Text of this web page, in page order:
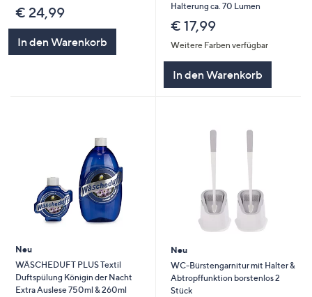
€ 24,99
In den Warenkorb
Halterung ca. 70 Lumen
€ 17,99
Weitere Farben verfügbar
In den Warenkorb
Neu
WÄSCHEDUFT PLUS Textil
Duftspülung Königin der Nacht
Extra Auslese 750ml & 260ml
Neu
WC-Bürstengarnitur mit Halter &
Abtropffunktion borstenlos 2
Stück